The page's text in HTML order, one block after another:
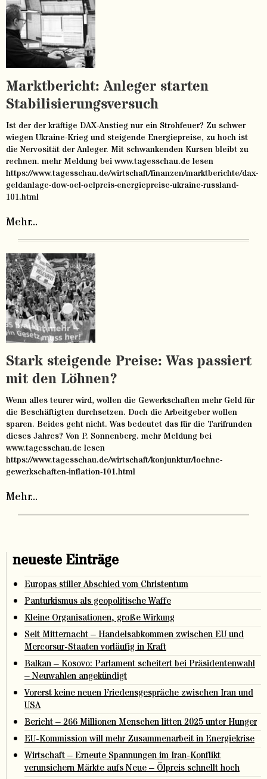
Marktbericht: Anleger starten
Stabilisierungsversuch
Ist der der kräftige DAX-Anstieg nur ein Strohfeuer? Zu schwer
wiegen Ukraine-Krieg und steigende Energiepreise, zu hoch ist
die Nervosität der Anleger. Mit schwankenden Kursen bleibt zu
rechnen. mehr Meldung bei www.tagesschau.de lesen
https://www.tagesschau.de/wirtschaft/finanzen/marktberichte/dax-
geldanlage-dow-oel-oelpreis-energiepreise-ukraine-russland-
101.html
Mehr...
Stark steigende Preise: Was passiert
mit den Löhnen?
Wenn alles teurer wird, wollen die Gewerkschaften mehr Geld für
die Beschäftigten durchsetzen. Doch die Arbeitgeber wollen
sparen. Beides geht nicht. Was bedeutet das für die Tarifrunden
dieses Jahres? Von P. Sonnenberg. mehr Meldung bei
www.tagesschau.de lesen
https://www.tagesschau.de/wirtschaft/konjunktur/loehne-
gewerkschaften-inflation-101.html
Mehr...
neueste Einträge
Europas stiller Abschied vom Christentum
Panturkismus als geopolitische Waffe
Kleine Organisationen, große Wirkung
Seit Mitternacht – Handelsabkommen zwischen EU und
Mercorsur-Staaten vorläufig in Kraft
Balkan – Kosovo: Parlament scheitert bei Präsidentenwahl
– Neuwahlen angekündigt
Vorerst keine neuen Friedensgespräche zwischen Iran und
USA
Bericht – 266 Millionen Menschen litten 2025 unter Hunger
EU-Kommission will mehr Zusammenarbeit in Energiekrise
Wirtschaft – Erneute Spannungen im Iran-Konflikt
verunsichern Märkte aufs Neue – Ölpreis schnellt hoch